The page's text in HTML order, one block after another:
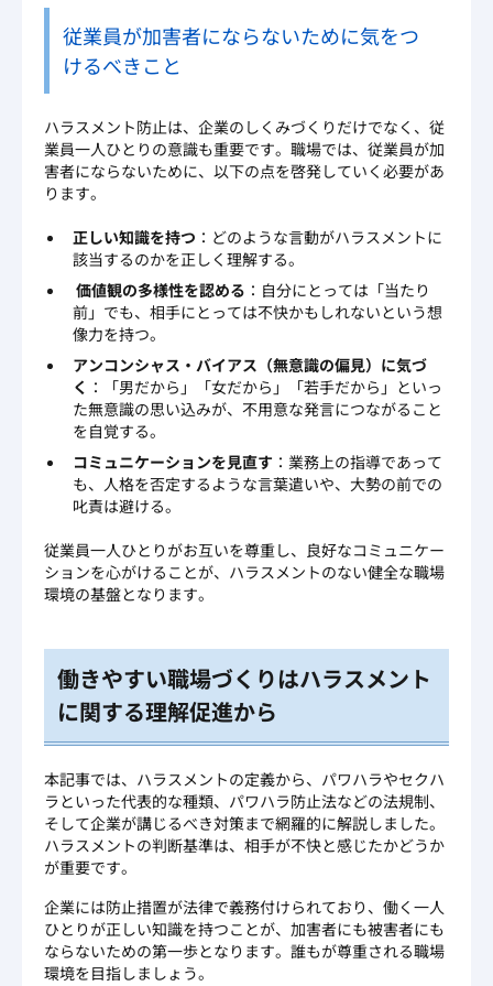
従業員が加害者にならないために気をつ
けるべきこと
ハラスメント防止は、企業のしくみづくりだけでなく、従
業員一人ひとりの意識も重要です。職場では、従業員が加
害者にならないために、以下の点を啓発していく必要があ
ります。
正しい知識を持つ ：どのような言動がハラスメントに
該当するのかを正しく理解する。
価値観の多様性を認める ：自分にとっては「当たり
前」でも、相手にとっては不快かもしれないという想
像力を持つ。
アンコンシャス・バイアス（無意識の偏見）に気づ
く ：「男だから」「女だから」「若手だから」といっ
た無意識の思い込みが、不用意な発言につながること
を自覚する。
コミュニケーションを見直す ：業務上の指導であって
も、人格を否定するような言葉遣いや、大勢の前での
叱責は避ける。
従業員一人ひとりがお互いを尊重し、良好なコミュニケー
ションを心がけることが、ハラスメントのない健全な職場
環境の基盤となります。
働きやすい職場づくりはハラスメント
に関する理解促進から
本記事では、ハラスメントの定義から、パワハラやセクハ
ラといった代表的な種類、パワハラ防止法などの法規制、
そして企業が講じるべき対策まで網羅的に解説しました。
ハラスメントの判断基準は、相手が不快と感じたかどうか
が重要です。
企業には防止措置が法律で義務付けられており、働く一人
ひとりが正しい知識を持つことが、加害者にも被害者にも
ならないための第一歩となります。誰もが尊重される職場
環境を目指しましょう。